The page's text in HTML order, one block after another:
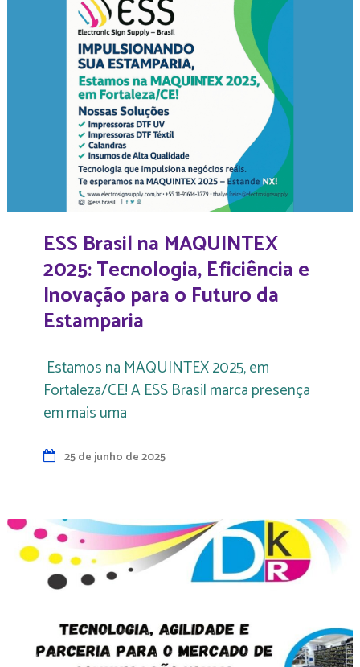
ESS Brasil na MAQUINTEX
2025: Tecnologia, Eficiência e
Inovação para o Futuro da
Estamparia
Estamos na MAQUINTEX 2025, em
Fortaleza/CE! A ESS Brasil marca presença
em mais uma
25 de junho de 2025